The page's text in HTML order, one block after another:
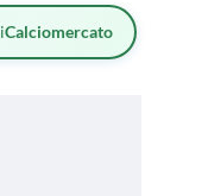
Calciomercato